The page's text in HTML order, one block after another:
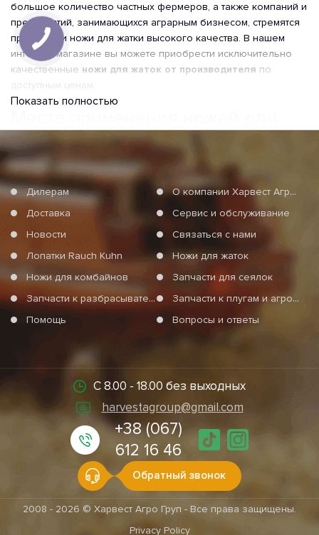
большое количество частных фермеров, а также компаний и
предприятий, занимающихся аграрным бизнесом, стремятся
приобрести ножи для жатки высокого качества. В нашем
интернет-магазине вы можете приобрести исключительно
качественные ножи для жаток от производителя по
жаток
Ножи для сельхозтехники
используются в сельском
хозяйстве для уборки зерновых, масличных и бобовых
культур. Они могут быть установлены на различных типах
жаток, таких как:
зерноуборочные;
косилочные;
комбайны.
Также ножи для жаток используются в гидропонике и других
отраслях, связанных с уборкой растений. В Украине сегодня
большим спросом пользуютсяножи для кукурузных жаток
территории страны. Воспользовавшись предложением ООО
ножи для жаток с наплавкой. Благодаря тому, что мы не
просто посредники, а непосредственнопроизводитель
, вы можете быть уверены в возможности
подобрать комплектующие к различной технике.
ножи для жаток производителей Capello,
Geringhoff, Fantini, Oros
Распространенные типы ножей
Показать полностью
Дилерам
О компании Харвест Агро Груп
Доставка
Сервис и обслуживание
Новости
Связаться с нами
Лопатки Rauch Kuhn
Ножи для жаток
Ножи для комбайнов
Запчасти для сеялок
Запчасти к разбрасывателям минеральных удобрений
Запчасти к плугам и агротехнике
Помощь
Вопросы и ответы
С 8.00 - 18.00 без выходных
harvestagroup@gmail.com
+38 (067)
612 16 46
Обратный звонок
2008 - 2026 © Харвест Агро Груп - Все права защищены.
Privacy Policy